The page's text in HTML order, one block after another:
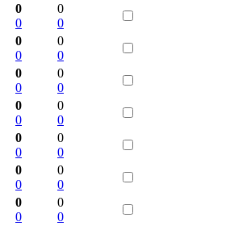
0
0
0
0
0
0
0
0
0
0
0
0
0
0
0
0
0
0
0
0
0
0
0
0
0
0
0
0